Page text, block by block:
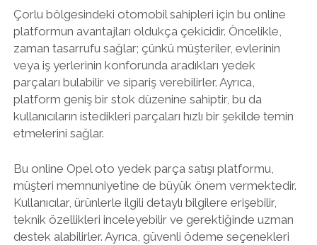
Çorlu bölgesindeki otomobil sahipleri için bu online
platformun avantajları oldukça çekicidir. Öncelikle,
zaman tasarrufu sağlar; çünkü müşteriler, evlerinin
veya iş yerlerinin konforunda aradıkları yedek
parçaları bulabilir ve sipariş verebilirler. Ayrıca,
platform geniş bir stok düzenine sahiptir, bu da
kullanıcıların istedikleri parçaları hızlı bir şekilde temin
etmelerini sağlar.
Bu online Opel oto yedek parça satışı platformu,
müşteri memnuniyetine de büyük önem vermektedir.
Kullanıcılar, ürünlerle ilgili detaylı bilgilere erişebilir,
teknik özellikleri inceleyebilir ve gerektiğinde uzman
destek alabilirler. Ayrıca, güvenli ödeme seçenekleri